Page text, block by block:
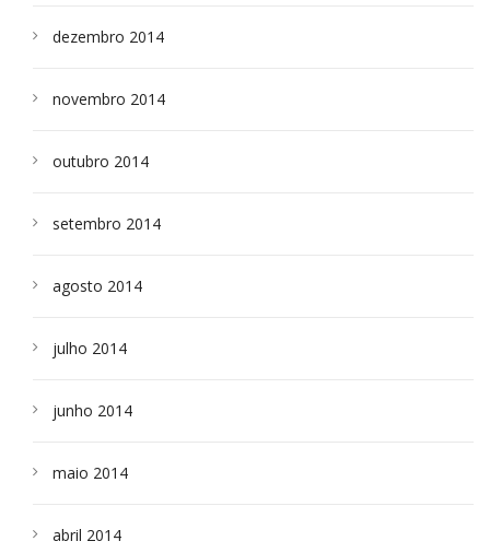
dezembro 2014
novembro 2014
outubro 2014
setembro 2014
agosto 2014
julho 2014
junho 2014
maio 2014
abril 2014